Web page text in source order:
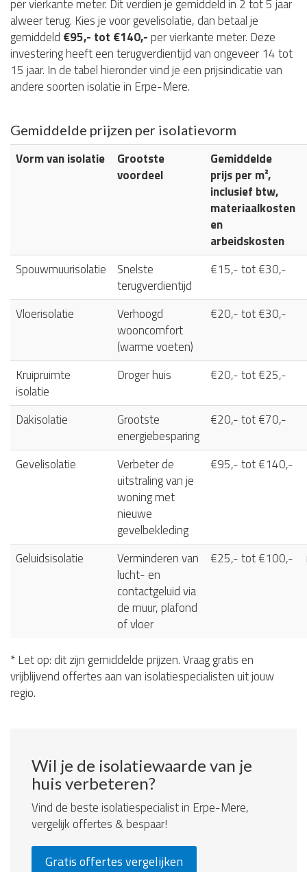
per vierkante meter. Dit verdien je gemiddeld in 2 tot 5 jaar
alweer terug. Kies je voor gevelisolatie, dan betaal je
gemiddeld €95,- tot €140,- per vierkante meter. Deze
investering heeft een terugverdientijd van ongeveer 14 tot
15 jaar. In de tabel hieronder vind je een prijsindicatie van
andere soorten isolatie in Erpe-Mere.
Gemiddelde prijzen per isolatievorm
Vorm van isolatie
Grootste
voordeel
Gemiddelde
prijs per m²,
inclusief btw,
materiaalkosten
en
arbeidskosten
Spouwmuurisolatie
Snelste
terugverdientijd
€15,- tot €30,-
Vloerisolatie
Verhoogd
wooncomfort
(warme voeten)
€20,- tot €30,-
Kruipruimte
isolatie
Droger huis €20,- tot €25,-
Dakisolatie
Grootste
energiebesparing
€20,- tot €70,-
Gevelisolatie
Verbeter de
uitstraling van je
woning met
nieuwe
gevelbekleding
€95,- tot €140,-
Geluidsisolatie
Verminderen van
lucht- en
contactgeluid via
de muur, plafond
of vloer
€25,- tot €100,-
* Let op: dit zijn gemiddelde prijzen. Vraag gratis en
vrijblijvend offertes aan van isolatiespecialisten uit jouw
regio.
Wil je de isolatiewaarde van je
huis verbeteren?
Vind de beste isolatiespecialist in Erpe-Mere,
vergelijk offertes & bespaar!
Gratis offertes vergelijken